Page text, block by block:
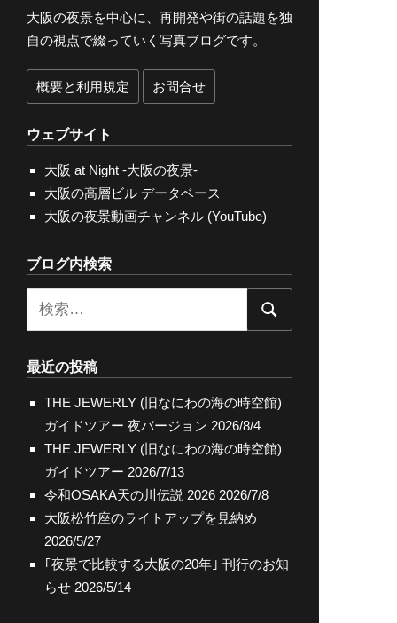
大阪の夜景を中心に、再開発や街の話題を独
自の視点で綴っていく写真ブログです。
概要と利用規定 お問合せ
ウェブサイト
大阪 at Night -大阪の夜景-
大阪の高層ビル データベース
大阪の夜景動画チャンネル (YouTube)
ブログ内検索
検
最近の投稿
THE JEWERLY (旧なにわの海の時空館)
ガイドツアー 夜バージョン 2026/8/4
THE JEWERLY (旧なにわの海の時空館)
ガイドツアー 2026/7/13
令和OSAKA天の川伝説 2026 2026/7/8
大阪松竹座のライトアップを見納め
2026/5/27
｢夜景で比較する大阪の20年｣ 刊行のお知
らせ 2026/5/14